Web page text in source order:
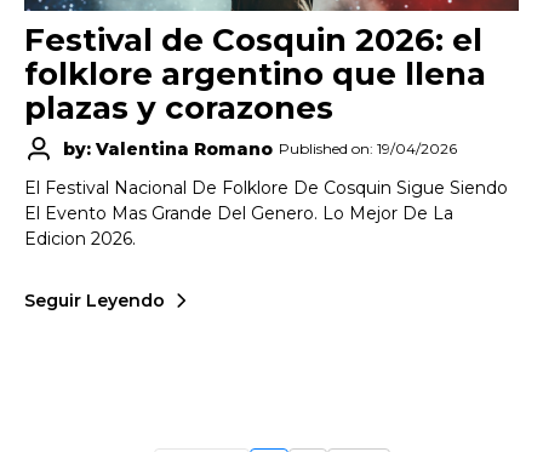
Festival de Cosquin 2026: el
folklore argentino que llena
plazas y corazones
by: Valentina Romano Published on: 19/04/2026
El Festival Nacional De Folklore De Cosquin Sigue Siendo
El Evento Mas Grande Del Genero. Lo Mejor De La
Edicion 2026.
Seguir Leyendo